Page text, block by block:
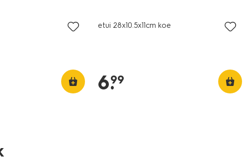
etui 28x10.5x11cm koe
6.
99